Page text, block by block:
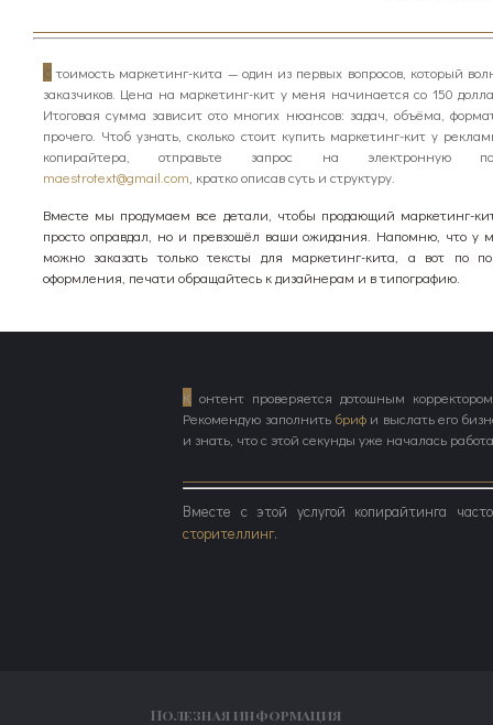
С тоимость маркетинг-кита — один из первых вопросов, который
заказчиков. Цена на маркетинг-кит у меня начинается со 150
Итоговая сумма зависит ото многих нюансов: задач, объёма,
прочего. Чтоб узнать, сколько стоит купить маркетинг-кит у
копирайтера, отправьте запрос на электронную
maestrotext@gmail.com , кратко описав суть и структуру.
Вместе мы продумаем все детали, чтобы продающий маркетинг-
просто оправдал, но и превзошёл ваши ожидания. Напомню, что у
можно заказать только тексты для маркетинг-кита, а вот по
оформления, печати обращайтесь к дизайнерам и в типографию.
К онтент проверяется дотошным
Рекомендую заполнить бриф и выслать его
и знать, что с этой секунды уже началась
Вместе с этой услугой копирайтинга
сторителлинг.
Полезная информация